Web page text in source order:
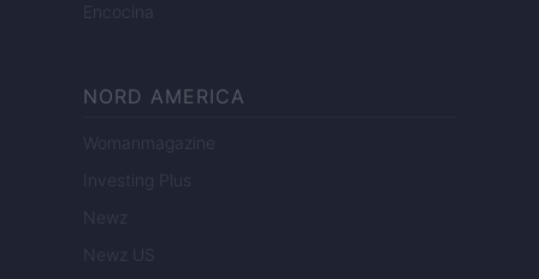
Encocina
NORD AMERICA
Womanmagazine
Investing Plus
Newz
Newz US